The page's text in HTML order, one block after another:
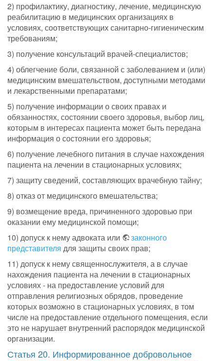
2) профилактику, диагностику, лечение, медицинскую
реабилитацию в медицинских организациях в
условиях, соответствующих санитарно-гигиеническим
требованиям;
3) получение консультаций врачей-специалистов;
4) облегчение боли, связанной с заболеванием и (или)
медицинским вмешательством, доступными методами
и лекарственными препаратами;
5) получение информации о своих правах и
обязанностях, состоянии своего здоровья, выбор лиц,
которым в интересах пациента может быть передана
информация о состоянии его здоровья;
6) получение лечебного питания в случае нахождения
пациента на лечении в стационарных условиях;
7) защиту сведений, составляющих врачебную тайну;
8) отказ от медицинского вмешательства;
9) возмещение вреда, причиненного здоровью при
оказании ему медицинской помощи;
10) допуск к нему адвоката или
законного
представителя для защиты своих прав;
11) допуск к нему священнослужителя, а в случае
нахождения пациента на лечении в стационарных
условиях - на предоставление условий для
отправления религиозных обрядов, проведение
которых возможно в стационарных условиях, в том
числе на предоставление отдельного помещения, если
это не нарушает внутренний распорядок медицинской
организации.
Статья 20. Информированное добровольное